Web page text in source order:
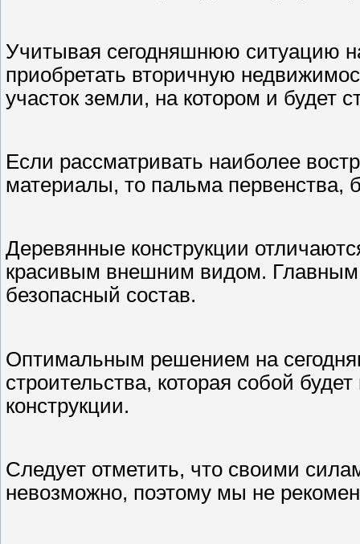
Учитывая сегодняшнюю ситуацию
приобретать вторичную
участок земли, на котором и будет
Если рассматривать наиболее
материалы, то пальма первенства,
Деревянные конструкции
красивым внешним видом.
безопасный состав.
Оптимальным решением на
строительства, которая собой
конструкции.
Следует отметить, что своими
невозможно, поэтому мы не